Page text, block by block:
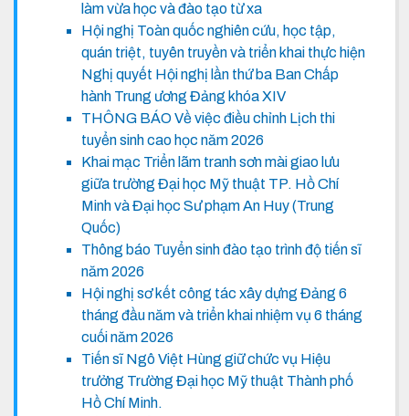
làm vừa học và đào tạo từ xa
Hội nghị Toàn quốc nghiên cứu, học tập,
quán triệt, tuyên truyền và triển khai thực hiện
Nghị quyết Hội nghị lần thứ ba Ban Chấp
hành Trung ương Đảng khóa XIV
THÔNG BÁO Về việc điều chỉnh Lịch thi
tuyển sinh cao học năm 2026
Khai mạc Triển lãm tranh sơn mài giao lưu
giữa trường Đại học Mỹ thuật TP. Hồ Chí
Minh và Đại học Sư phạm An Huy (Trung
Quốc)
Thông báo Tuyển sinh đào tạo trình độ tiến sĩ
năm 2026
Hội nghị sơ kết công tác xây dựng Đảng 6
tháng đầu năm và triển khai nhiệm vụ 6 tháng
cuối năm 2026
Tiến sĩ Ngô Việt Hùng giữ chức vụ Hiệu
trưởng Trường Đại học Mỹ thuật Thành phố
Hồ Chí Minh.